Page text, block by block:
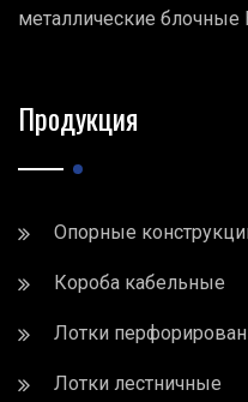
металлические
Продукция
Опорные
Короба кабельные
Лотки
Лотки лестничные